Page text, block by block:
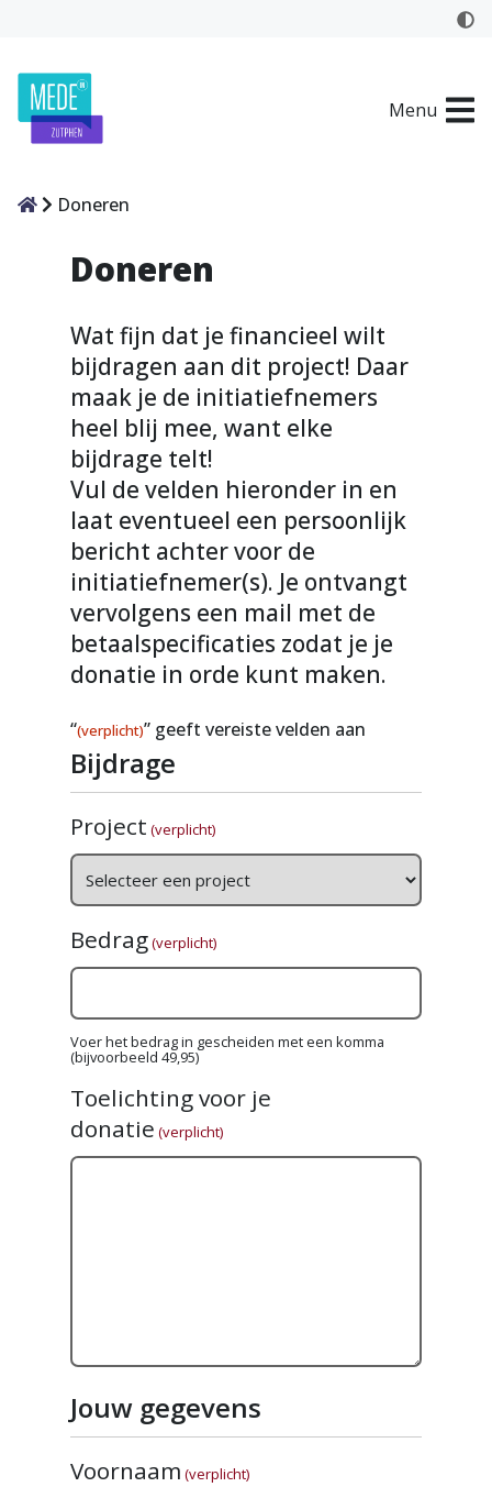
Menu
HomeDoneren
Doneren
Wat fijn dat je financieel wilt
bijdragen aan dit project! Daar
maak je de initiatiefnemers
heel blij mee, want elke
bijdrage telt!
Vul de velden hieronder in en
laat eventueel een persoonlijk
bericht achter voor de
initiatiefnemer(s). Je ontvangt
vervolgens een mail met de
betaalspecificaties zodat je je
donatie in orde kunt maken.
“(verplicht)” geeft vereiste velden aan
Bijdrage
Project (verplicht)
Bedrag(verplicht)
Voer het bedrag in gescheiden met een komma
(bijvoorbeeld 49,95)
Toelichting voor je
donatie (verplicht)
Jouw gegevens
Voornaam (verplicht)